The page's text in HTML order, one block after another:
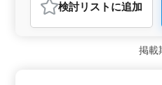
おすすめポイント
＜熟練技術者歓迎＞ 自動車
す。整備全般、車検対応、
の修理や取り付けなど、幅広
検討リスト に追加
掲載